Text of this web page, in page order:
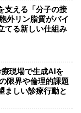
支える「分子の接
外リン脂質がバイ
てる新しい仕組み
現場で生成AIを
限界や倫理的課題
ましい診療行動と